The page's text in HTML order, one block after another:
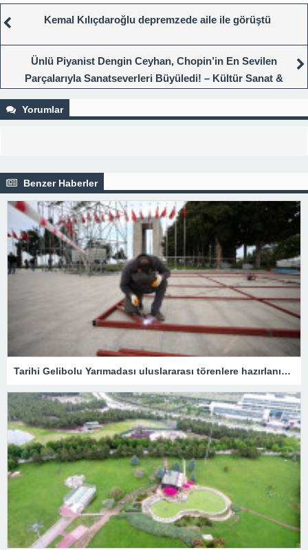
Kemal Kılıçdaroğlu depremzede aile ile görüştü
Ünlü Piyanist Dengin Ceyhan, Chopin’in En Sevilen
Parçalarıyla Sanatseverleri Büyüledi! – Kültür Sanat &
Yorumlar
Benzer Haberler
Tarihi Gelibolu Yarımadası uluslararası törenlere hazırlanıyor